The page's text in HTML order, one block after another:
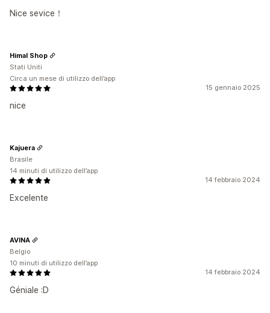
Nice sevice！
15 gennaio 2025
nice
Himal Shop
Stati Uniti
Circa un mese di utilizzo dell’app
14 febbraio 2024
Excelente
Kajuera
Brasile
14 minuti di utilizzo dell’app
14 febbraio 2024
Géniale :D
AVINA
Belgio
10 minuti di utilizzo dell’app